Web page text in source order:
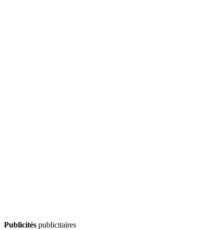
Publicités publicitaires